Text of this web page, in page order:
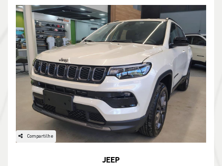
Compartilhe
JEEP